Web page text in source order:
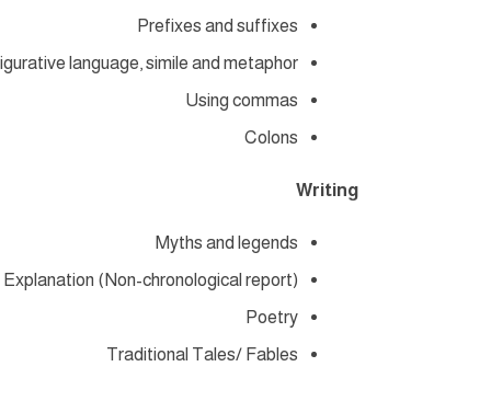
Prefixes and suffixes
language, simile and metaphor
Using commas
Colons
Writing
Myths and legends
Explanation (Non-chronological report)
Poetry
Traditional Tales/ Fables